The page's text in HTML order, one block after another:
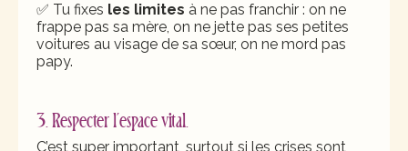
✅ Tu fixes les limites à ne pas franchir : on ne
frappe pas sa mère, on ne jette pas ses petites
voitures au visage de sa sœur, on ne mord pas
papy.
3. Respecter l’espace vital.
C’est super important, surtout si les crises sont